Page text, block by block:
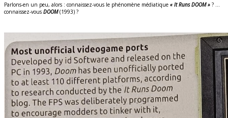
Parlons-en un peu, alors : connaissez-vous le phénomène médiatique « It Runs DOOM » ? …
connaissez-vous DOOM(1993) ?